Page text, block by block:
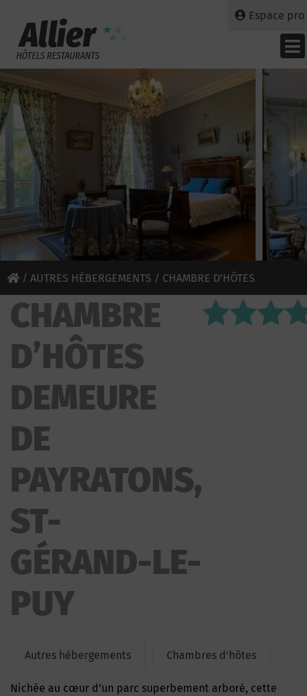
Espace pro
/ AUTRES HÉBERGEMENTS / CHAMBRE D’HÔTES
DEMEURE DE PAYRATONS
CHAMBRE
D’HÔTES
DEMEURE
DE
PAYRATONS,
ST-
GÉRAND-LE-
PUY
Autres hébergements Chambres d'hôtes
Nichée au cœur d’un parc superbement arboré, cette